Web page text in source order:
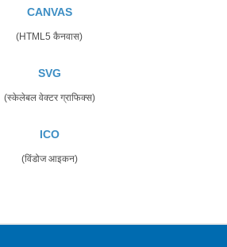
CANVAS
(HTML5 कैनवास)
SVG
(स्केलेबल वेक्टर ग्राफिक्स)
ICO
(विंडोज आइकन)